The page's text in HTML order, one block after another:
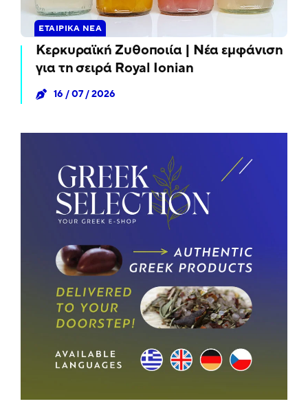
ΕΤΑΙΡΙΚΆ ΝΈΑ
Κερκυραϊκή Ζυθοποιία | Νέα εμφάνιση
για τη σειρά Royal Ionian
16 / 07 / 2026